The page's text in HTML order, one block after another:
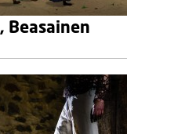
Beasainen